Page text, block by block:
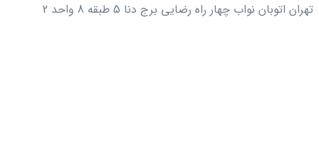
تهران اتوبان نواب چهار راه رضایی برج دنا 5 طبقه 8 واحد 2